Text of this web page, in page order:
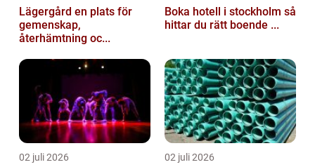
Lägergård en plats för
gemenskap,
återhämtning oc...
Boka hotell i stockholm så
hittar du rätt boende ...
02 juli 2026 02 juli 2026